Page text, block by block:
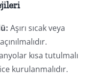
Aşırı sıcak veya
kısa tutulmalı
kurulanmalıdır.